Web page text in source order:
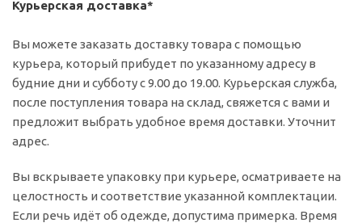
Курьерская доставка*
Вы можете заказать доставку товара с помощью
курьера, который прибудет по указанному адресу в
будние дни и субботу с 9.00 до 19.00. Курьерская служба,
после поступления товара на склад, свяжется с вами и
предложит выбрать удобное время доставки. Уточнит
адрес.
Вы вскрываете упаковку при курьере, осматриваете на
целостность и соответствие указанной комплектации.
Если речь идёт об одежде, допустима примерка. Время